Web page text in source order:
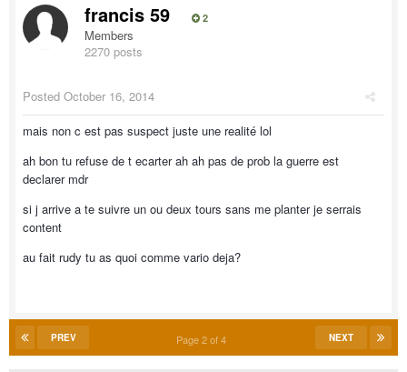
francis 59 2
Members
2270 posts
Posted October 16, 2014
mais non c est pas suspect juste une realité lol
ah bon tu refuse de t ecarter ah ah pas de prob la guerre est
declarer mdr
si j arrive a te suivre un ou deux tours sans me planter je serrais
content
au fait rudy tu as quoi comme vario deja?
PREV NEXT
Page 2 of 4